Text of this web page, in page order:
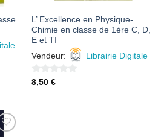
L’ Excellence en Physique-
Chimie en classe de 1ère C, D,
E et TI
Vendeur:
Librairie Digitale
0
8,50 €